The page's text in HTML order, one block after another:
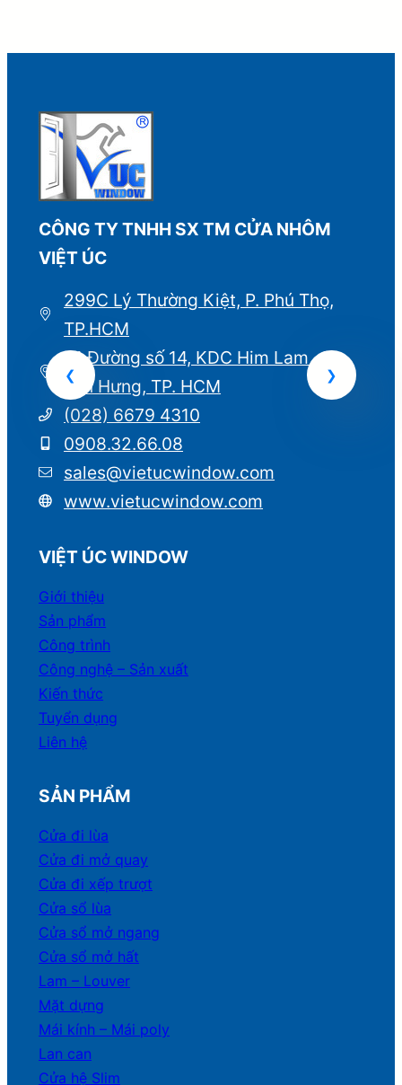
CÔNG TY TNHH SX TM CỬA NHÔM
VIỆT ÚC
299C Lý Thường Kiệt, P. Phú Thọ,
TP.HCM
21 Đường số 14, KDC Him Lam , P.
Tân Hưng, TP. HCM
(028) 6679 4310
0908.32.66.08
sales@vietucwindow.com
www.vietucwindow.com
VIỆT ÚC WINDOW
Giới thiệu
Sản phẩm
Công trình
Công nghệ – Sản xuất
Kiến thức
Tuyển dụng
Liên hệ
SẢN PHẨM
Cửa đi lùa
Cửa đi mở quay
Cửa đi xếp trượt
Cửa sổ lùa
Cửa sổ mở ngang
Cửa sổ mở hất
Lam – Louver
Mặt dựng
Mái kính – Mái poly
Lan can
Cửa hệ Slim